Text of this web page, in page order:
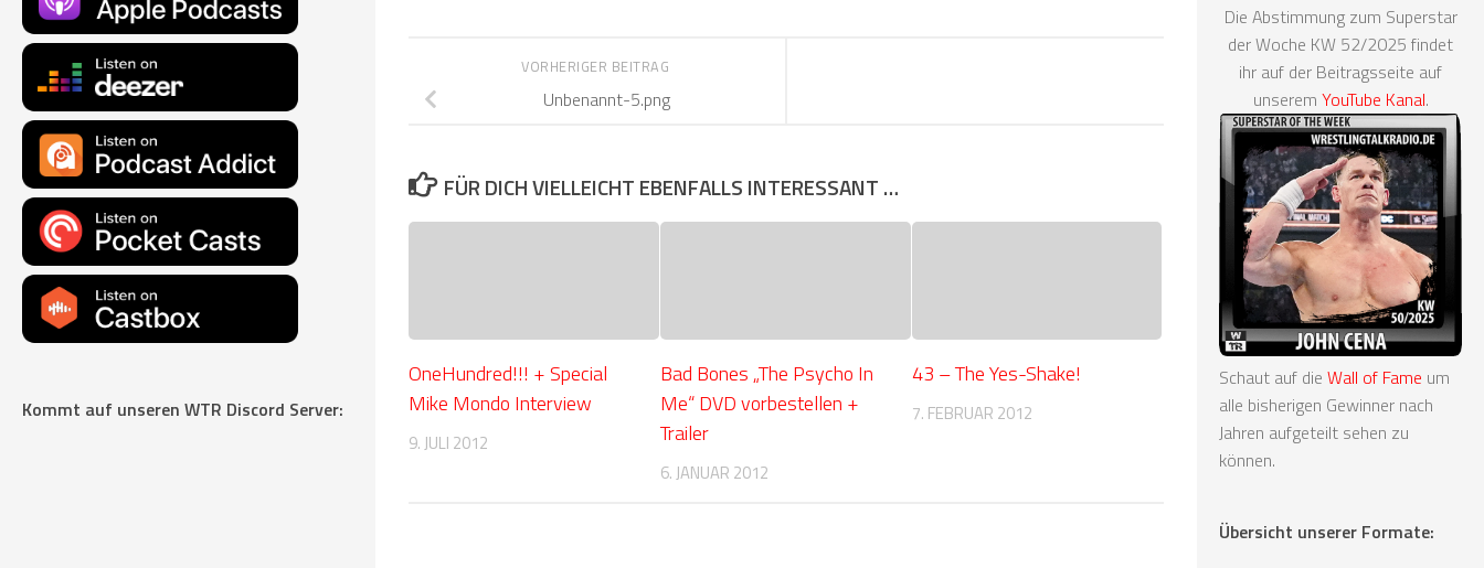
VORHERIGER BEITRAG
Unbenannt-5.png
FÜR DICH VIELLEICHT EBENFALLS INTERESSANT …
OneHundred!!! + Special
Mike Mondo Interview
9. JULI 2012
Bad Bones „The Psycho In
Me“ DVD vorbestellen +
Trailer
6. JANUAR 2012
43 – The Yes-Shake!
7. FEBRUAR 2012
Kommt auf unseren WTR Discord Server:
Die Abstimmung zum Superstar
der Woche KW 52/2025 findet
ihr auf der Beitragsseite auf
unserem YouTube Kanal.
Schaut auf die Wall of Fame um
alle bisherigen Gewinner nach
Jahren aufgeteilt sehen zu
können.
Übersicht unserer Formate: